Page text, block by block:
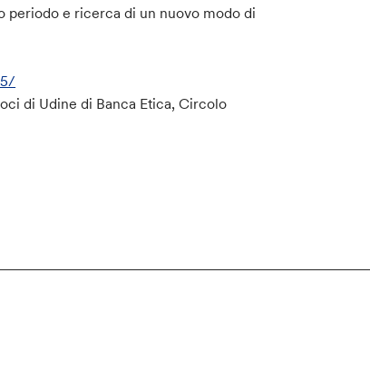
periodo e ricerca di un nuovo modo di
di Udine di Banca Etica, Circolo